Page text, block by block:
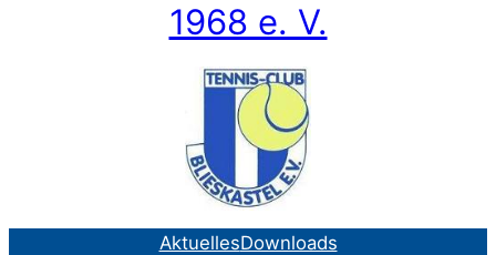
1968 e. V.
AktuellesDownloads